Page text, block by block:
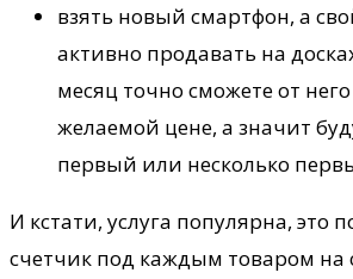
взять новый смартфон, а
активно продавать на
месяц точно сможете от
желаемой цене, а значит
первый или несколько
И кстати, услуга популярна, это
счетчик под каждым товаром на